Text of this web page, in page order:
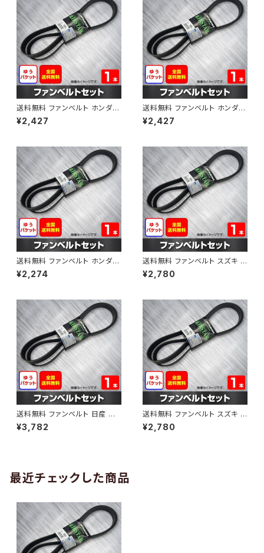
送料無料 ファンベルト ホンダ
ゼスト 型式JE1 H18.03～H24.
11 （国内トップメーカー） 1本 H
¥2,427
送料無料 ファンベルト ホンダ ラ
イフ 型式JB6 H15.09～H20.1
1 （国内トップメーカー） 1本 HA
¥2,427
送料無料 ファンベルト ホンダ フ
ィット 型式GE6 H19.10～H25.
09 （国内トップメーカー） 1本 H
¥2,274
送料無料 ファンベルト スズキ ス
ペーシア 型式MK32S H25.03
～H30.02 （国内トップメーカ
¥2,780
送料無料 ファンベルト 日産 キ
ューブ 型式Z12 H20.11～H24.
10 （国内トップメーカー） 1本 H
¥3,782
送料無料 ファンベルト スズキ ワ
ゴンR 型式MH34S H24.09～
H29.02 （国内トップメーカー）
¥2,780
最近チェックした商品